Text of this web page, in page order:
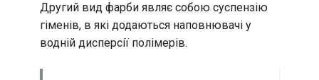
Другий вид фарби являє собою суспензію
гіменів, в які додаються наповнювачі у
водній дисперсії полімерів.